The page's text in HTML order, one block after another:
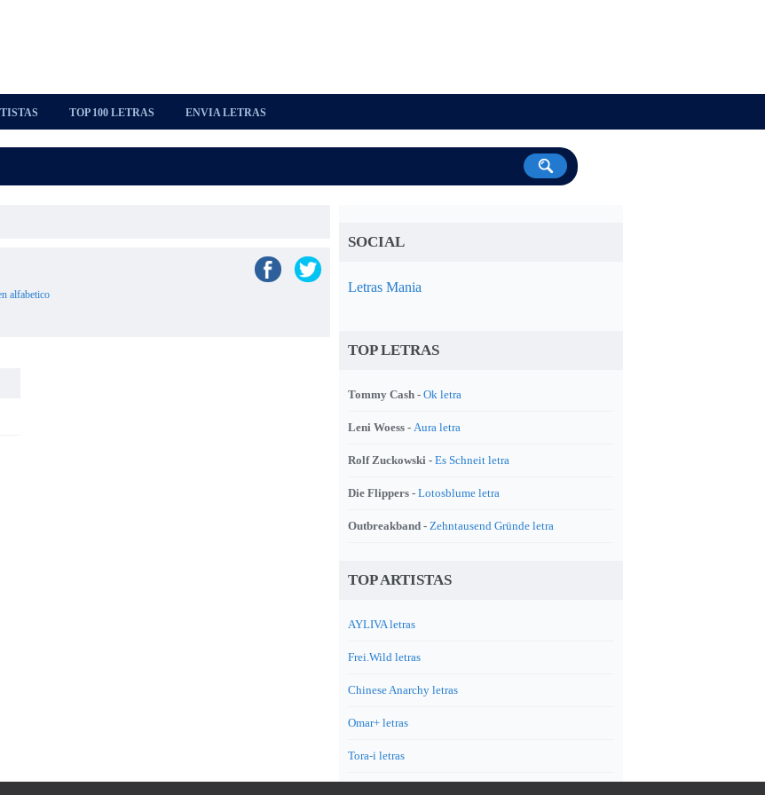
TOP 100 LETRAS ENVIA LETRAS
alfabetico
SOCIAL
Letras Mania
TOP LETRAS
Tommy Cash - Ok letra
Leni Woess - Aura letra
Rolf Zuckowski - Es Schneit letra
Die Flippers - Lotosblume letra
Outbreakband - Zehntausend Gründe letra
TOP ARTISTAS
AYLIVA letras
Frei.Wild letras
Chinese Anarchy letras
Omar+ letras
Tora-i letras